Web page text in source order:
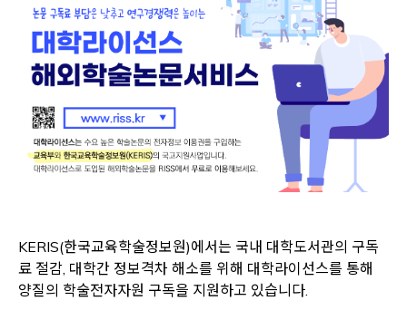
KERIS(한국교육학술정보원)에서는 국내 대학도서관의 구독
료 절감, 대학간 정보격차 해소를 위해 대학라이선스를 통해
양질의 학술전자자원 구독을 지원하고 있습니다.